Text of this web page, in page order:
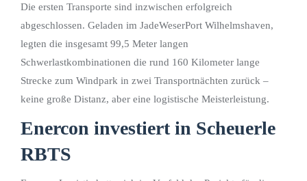
Die ersten Transporte sind inzwischen erfolgreich
abgeschlossen. Geladen im JadeWeserPort Wilhelmshaven,
legten die insgesamt 99,5 Meter langen
Schwerlastkombinationen die rund 160 Kilometer lange
Strecke zum Windpark in zwei Transportnächten zurück –
keine große Distanz, aber eine logistische Meisterleistung.
Enercon investiert in Scheuerle
RBTS